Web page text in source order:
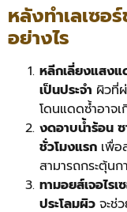
หลังทำเลเซอ
อย่างไร
หลีกเลี่ยงแสงแ
เป็นประจำ ผิวที่
โดนแดดซ้ำอาจ
งดอาบน้ำร้อน
ชั่วโมงแรก เพื่อ
สามารถกระตุ้นก
ทามอยส์เจอไร
ประโลมผิว จะช่